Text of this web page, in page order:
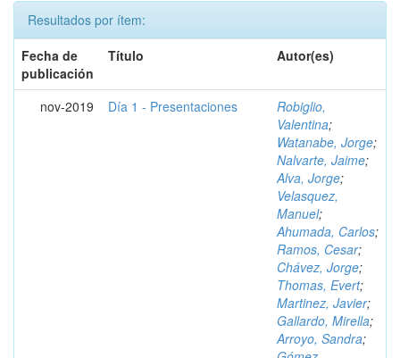
Resultados por ítem:
Fecha de
publicación
Título Autor(es)
nov-2019 Día 1 - Presentaciones
Robiglio,
Valentina;
Watanabe, Jorge;
Nalvarte, Jaime;
Alva, Jorge;
Velasquez,
Manuel;
Ahumada, Carlos;
Ramos, Cesar;
Chávez, Jorge;
Thomas, Evert;
Martinez, Javier;
Gallardo, Mirella;
Arroyo, Sandra;